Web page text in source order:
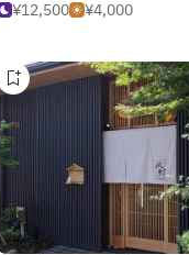
¥12,500
¥4,000